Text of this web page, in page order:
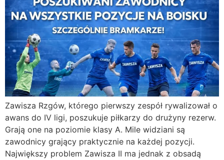
Zawisza Rzgów, którego pierwszy zespół rywalizował o
awans do IV ligi, poszukuje piłkarzy do drużyny rezerw.
Grają one na poziomie klasy A. Mile widziani są
zawodnicy grający praktycznie na każdej pozycji.
Największy problem Zawisza II ma jednak z obsadą